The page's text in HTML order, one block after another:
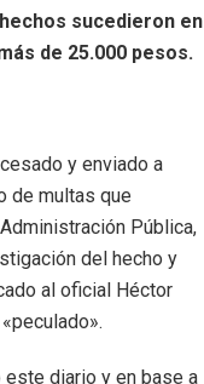
sucedieron en
de 25.000 pesos.
y enviado a
de multas que
Pública,
del hecho y
al oficial Héctor
este diario y en base a